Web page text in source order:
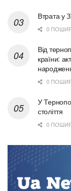
Втрата у
0
Від
країни:
0
У
століття
0